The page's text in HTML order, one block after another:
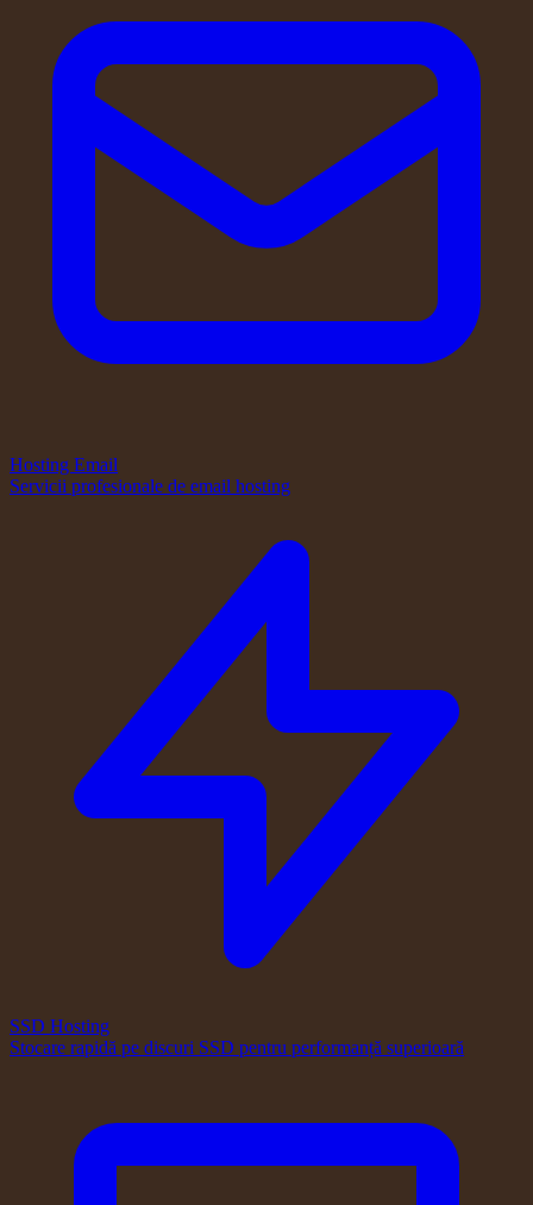
Hosting Email
Servicii profesionale de email hosting
SSD Hosting
Stocare rapidă pe discuri SSD pentru performanță superioară